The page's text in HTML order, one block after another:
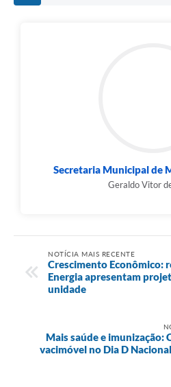
Secretaria Municipal de
Geraldo Vitor
NOTÍCIA MAIS RECENTE
Crescimento Econômico:
Energia apresentam
unidade
Mais saúde e imunização:
vacimóvel no Dia D